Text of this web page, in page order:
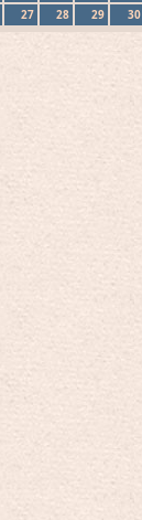
27 28 29 30